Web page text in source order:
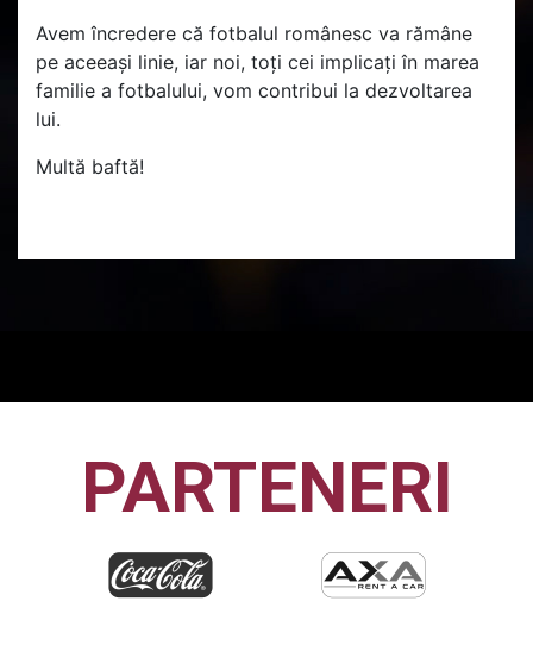
Avem încredere că fotbalul românesc va rămâne
pe aceeași linie, iar noi, toți cei implicați în marea
familie a fotbalului, vom contribui la dezvoltarea
lui.
Multă baftă!
PARTENERI